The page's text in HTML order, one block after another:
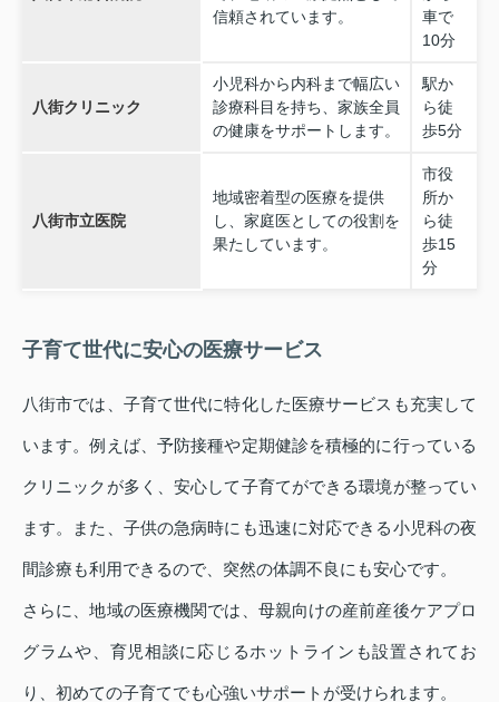
信頼されています。
車で
10分
八街クリニック
小児科から内科まで幅広い
診療科目を持ち、家族全員
の健康をサポートします。
駅か
ら徒
歩5分
八街市立医院
地域密着型の医療を提供
し、家庭医としての役割を
果たしています。
市役
所か
ら徒
歩15
分
子育て世代に安心の医療サービス
八街市では、子育て世代に特化した医療サービスも充実して
います。例えば、予防接種や定期健診を積極的に行っている
クリニックが多く、安心して子育てができる環境が整ってい
ます。また、子供の急病時にも迅速に対応できる小児科の夜
間診療も利用できるので、突然の体調不良にも安心です。
さらに、地域の医療機関では、母親向けの産前産後ケアプロ
グラムや、育児相談に応じるホットラインも設置されてお
り、初めての子育てでも心強いサポートが受けられます。